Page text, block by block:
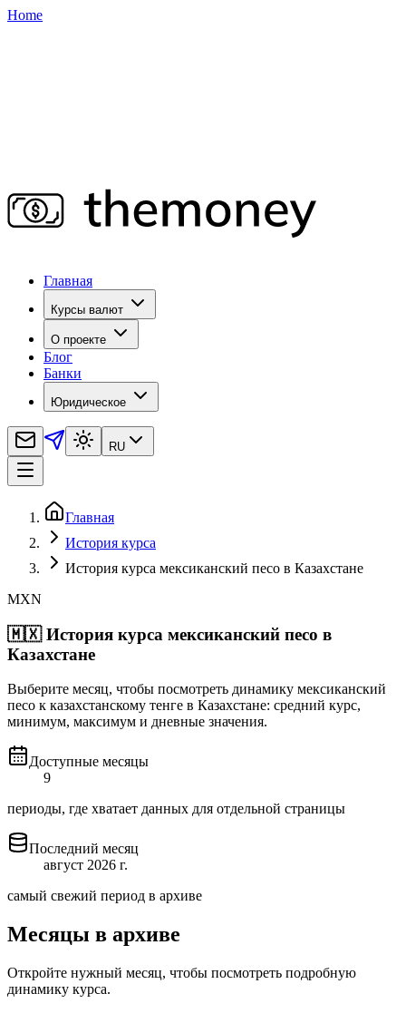
Home
Главная
Курсы валют
О проекте
Блог
Банки
Юридическое
RU
Главная
История курса
История курса мексиканский песо в Казахстане
MXN
🇲🇽 История курса мексиканский песо в
Казахстане
Выберите месяц, чтобы посмотреть динамику мексиканский
песо к казахстанскому тенге в Казахстане: средний курс,
минимум, максимум и дневные значения.
Доступные месяцы
9
периоды, где хватает данных для отдельной страницы
Последний месяц
август 2026 г.
самый свежий период в архиве
Месяцы в архиве
Откройте нужный месяц, чтобы посмотреть подробную
динамику курса.